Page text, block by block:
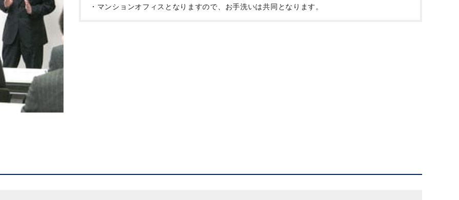
・マンションオフィスとなりますので、お手洗いは共同となります。